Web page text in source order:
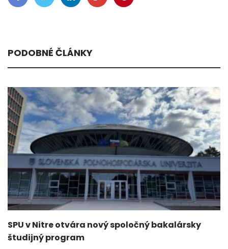
PODOBNÉ ČLÁNKY
SPU v Nitre otvára nový spoločný bakalársky
študijný program